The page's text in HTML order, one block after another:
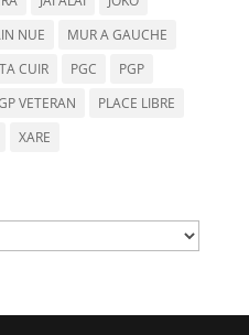
NUE
MUR A GAUCHE
CUIR PGC
PGP
VETERAN
PLACE LIBRE
XARE